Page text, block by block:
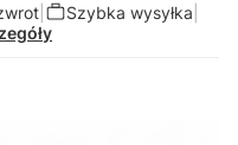
| Szybka wysyłka